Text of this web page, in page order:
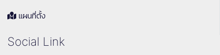
แผนที่ตั้ง
Social Link